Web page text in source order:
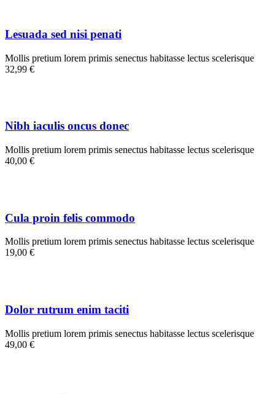
Lesuada sed nisi penati
Mollis pretium lorem primis senectus habitasse lectus scelerisque
32,99 €
Nibh iaculis oncus donec
Mollis pretium lorem primis senectus habitasse lectus scelerisque
40,00 €
Cula proin felis commodo
Mollis pretium lorem primis senectus habitasse lectus scelerisque
19,00 €
Dolor rutrum enim taciti
Mollis pretium lorem primis senectus habitasse lectus scelerisque
49,00 €